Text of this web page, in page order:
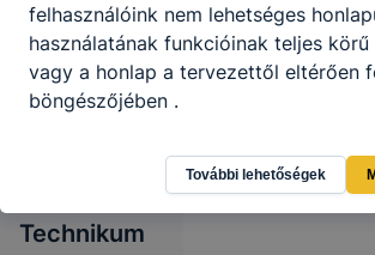
Soproni
Centrum Vas-
és Villamosipari
Technikum
felhasználóink ​​nem lehetséges
használatának funkcióinak teljes
vagy a honlap a tervezettől eltérően
böngészőjében .
További lehetőségek